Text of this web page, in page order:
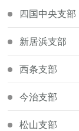
四国中央支部
新居浜支部
西条支部
今治支部
松山支部